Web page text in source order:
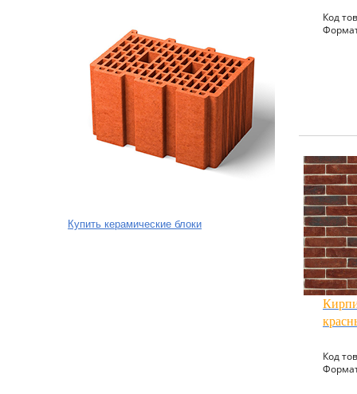
Купить керамические блоки
Код
Код